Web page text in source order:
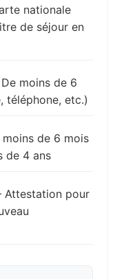
nationale
de séjour en
moins de 6
téléphone, etc.)
moins de 6 mois
de 4 ans
Attestation pour